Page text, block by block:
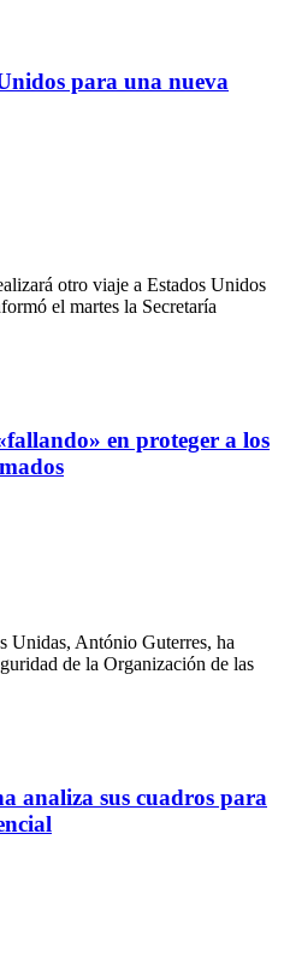
para una nueva
otro viaje a Estados Unidos
el martes la Secretaría
en proteger a los
Unidas, António Guterres, ha
de la Organización de las
analiza sus cuadros para